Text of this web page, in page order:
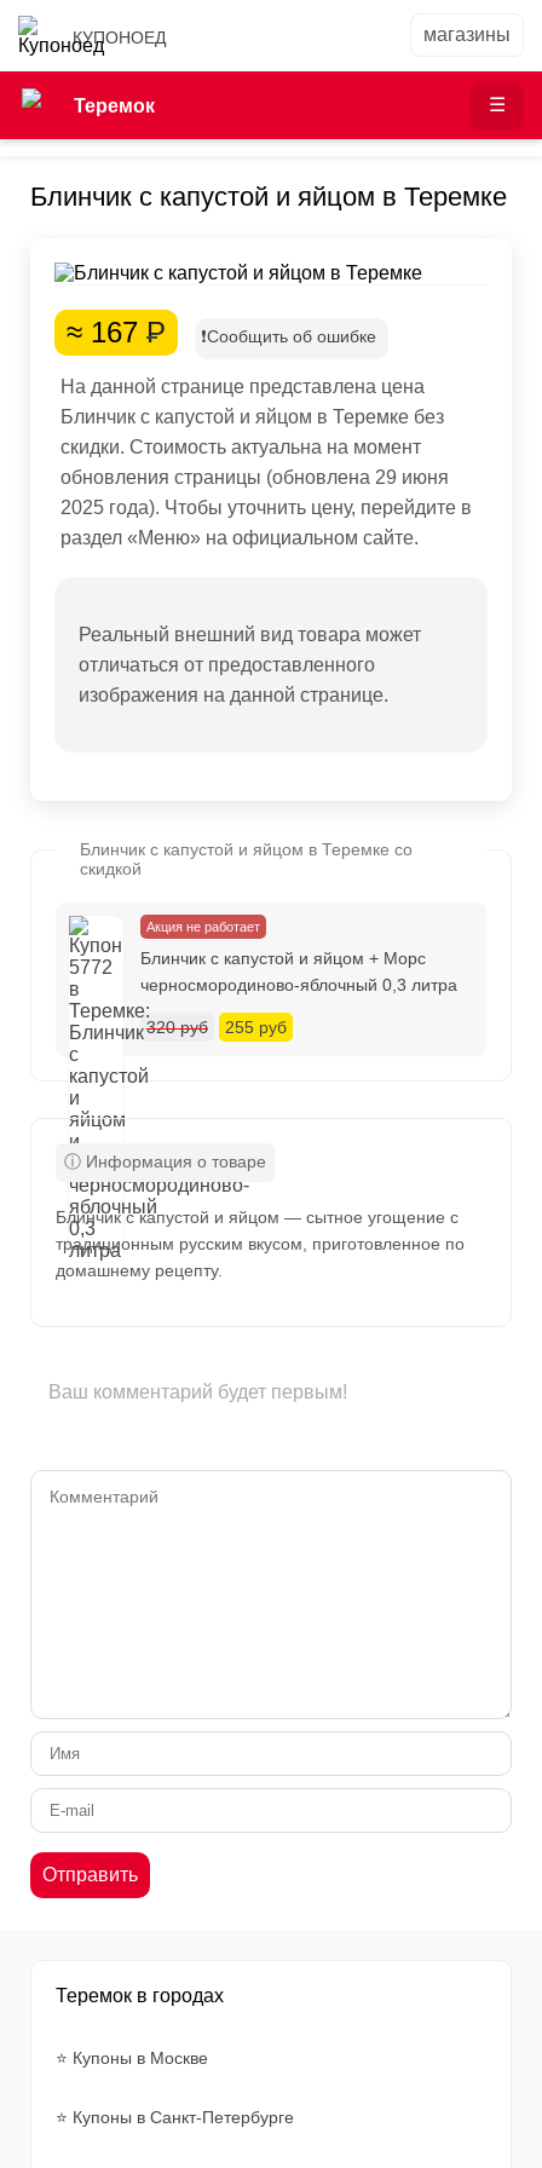
КУПОНОЕД
Теремок
Блинчик с капустой и яйцом в Теремке
≈ 167 Р ❗Сообщить об ошибке
На данной странице представлена цена
Блинчик с капустой и яйцом в Теремке без
скидки. Стоимость актуальна на момент
обновления страницы (обновлена 29 июня
2025 года). Чтобы уточнить цену, перейдите в
раздел «Меню» на официальном сайте.
Реальный внешний вид товара может
отличаться от предоставленного
изображения на данной странице.
Блинчик с капустой и яйцом в Теремке со
скидкой
Акция не работает
Блинчик с капустой и яйцом + Морс
черносмородиново-яблочный 0,3 литра
320 руб 255 руб
Блинчик с капустой и яйцом — сытное угощение с
традиционным русским вкусом, приготовленное по
домашнему рецепту.
Ваш комментарий будет первым!
Теремок в городах
⭐ Купоны в Москве
⭐ Купоны в Санкт-Петербурге